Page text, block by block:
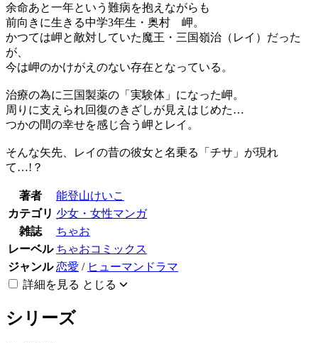
余命あと一年という難病を抱えながらも
前向きに生きる中学3年生・奥村 岬。
かつては岬と敵対していた魔王・三国嶺治（レイ）だった
が、
今は岬のかけがえのない存在となっている。
治療の為に三国製薬の「実験体」になった岬。
周りに支えられ回復のきざしが見えはじめた…
つかの間の幸せを感じ合う岬とレイ。
そんな矢先、レイの昔の彼女と名乗る「チサ」が現れ
て…!？
著者
能登山けいこ
カテゴリ 少女・女性マンガ
雑誌
ちゃお
レーベル ちゃおコミックス
ジャンル 恋愛 / ヒューマンドラマ
詳細を見る とじる
シリーズ